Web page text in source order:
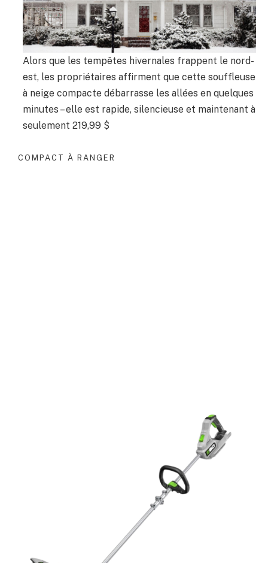
Alors que les tempêtes hivernales frappent le nord-
est, les propriétaires affirment que cette souffleuse
à neige compacte débarrasse les allées en quelques
minutes – elle est rapide, silencieuse et maintenant à
seulement 219,99 $
COMPACT À RANGER